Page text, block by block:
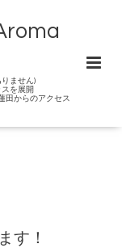
ません)
を展開
田からのアクセス
す！